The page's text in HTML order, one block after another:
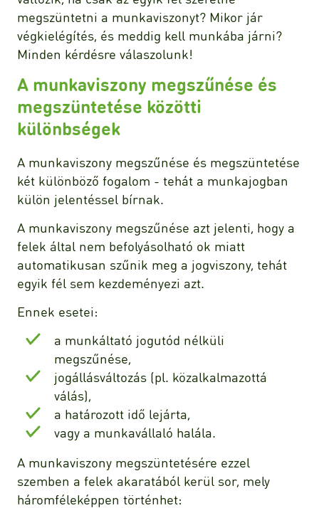
megszüntetni a munkaviszonyt? Mikor jár
végkielégítés, és meddig kell munkába járni?
Minden kérdésre válaszolunk!
A munkaviszony megszűnése és
megszüntetése közötti
különbségek
A munkaviszony megszűnése és megszüntetése
két különböző fogalom - tehát a munkajogban
külön jelentéssel bírnak.
A munkaviszony megszűnése azt jelenti, hogy a
felek által nem befolyásolható ok miatt
automatikusan szűnik meg a jogviszony, tehát
egyik fél sem kezdeményezi azt.
Ennek esetei:
a munkáltató jogutód nélküli
megszűnése,
jogállásváltozás (pl. közalkalmazottá
válás),
a határozott idő lejárta,
vagy a munkavállaló halála.
A munkaviszony megszüntetésére ezzel
szemben a felek akaratából kerül sor, mely
háromféleképpen történhet: